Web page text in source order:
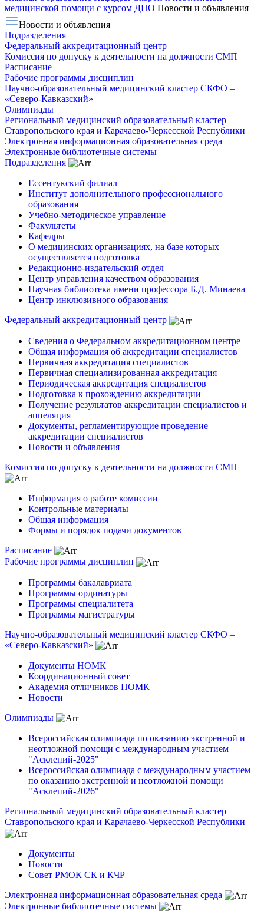
медицинской помощи с курсом ДПО Новости и объявления
Новости и объявления
Подразделения
Федеральный аккредитационный центр
Комиссия по допуску к деятельности на должности СМП
Расписание
Рабочие программы дисциплин
Научно-образовательный медицинский кластер СКФО –
«Северо-Кавказский»
Олимпиады
Региональный медицинский образовательный кластер
Ставропольского края и Карачаево-Черкесской Республики
Электронная информационная образовательная среда
Электронные библиотечные системы
Подразделения
Ессентукский филиал
Институт дополнительного профессионального
образования
Учебно-методическое управление
Факультеты
Кафедры
О медицинских организациях, на базе которых
осуществляется подготовка
Редакционно-издательский отдел
Центр управления качеством образования
Научная библиотека имени профессора Б.Д. Минаева
Центр инклюзивного образования
Федеральный аккредитационный центр
Сведения о Федеральном аккредитационном центре
Общая информация об аккредитации специалистов
Первичная аккредитация специалистов
Первичная специализированная аккредитация
Периодическая аккредитация специалистов
Подготовка к прохождению аккредитации
Получение результатов аккредитации специалистов и
аппеляция
Документы, регламентирующие проведение
аккредитации специалистов
Новости и объявления
Комиссия по допуску к деятельности на должности СМП
Информация о работе комиссии
Контрольные материалы
Общая информация
Формы и порядок подачи документов
Расписание
Рабочие программы дисциплин
Программы бакалавриата
Программы ординатуры
Программы специалитета
Программы магистратуры
Научно-образовательный медицинский кластер СКФО –
«Северо-Кавказский»
Документы НОМК
Координационный совет
Академия отличников НОМК
Новости
Олимпиады
Всероссийская олимпиада по оказанию экстренной и
неотложной помощи с международным участием
"Асклепий-2025"
Всероссийская олимпиада с международным участием
по оказанию экстренной и неотложной помощи
"Асклепий-2026"
Региональный медицинский образовательный кластер
Ставропольского края и Карачаево-Черкесской Республики
Документы
Новости
Совет РМОК СК и КЧР
Электронная информационная образовательная среда
Электронные библиотечные системы